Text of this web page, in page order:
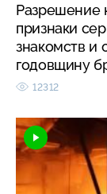
Разрешение
признаки
знакомств и
годовщину
12312